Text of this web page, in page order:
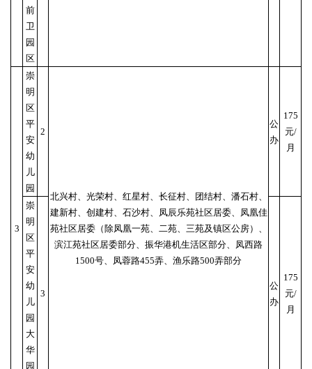
前
卫
园
区
3
崇
明
区
平
安
幼
儿
园
2
北兴村、光荣村、红星村、长征村、团结村、潘石村、
建新村、创建村、石沙村、凤辰乐苑社区居委、凤凰佳
苑社区居委（除凤凰一苑、二苑、三苑及镇区公房）、
滨江苑社区居委部分、振华港机生活区部分、凤西路
1500号、凤蓉路455弄、渔乐路500弄部分
公
办
175
元/
月
崇
明
区
平
安
幼
儿
园
大
华
园
3
公
办
175
元/
月